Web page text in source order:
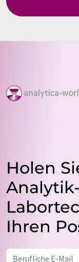
Holen
Ihren